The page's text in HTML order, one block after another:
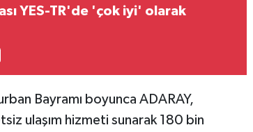
YES-TR'de 'çok iyi' olarak
Bayramı boyunca ADARAY,
ulaşım hizmeti sunarak 180 bin